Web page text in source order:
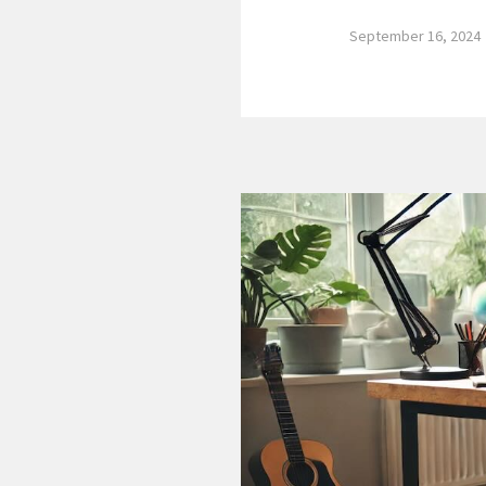
September 16, 2024